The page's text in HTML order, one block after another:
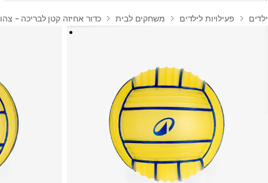
בית
ילדים פעילויות לילדים משחקים לבית כדור אחיזה קטן לבריכה -